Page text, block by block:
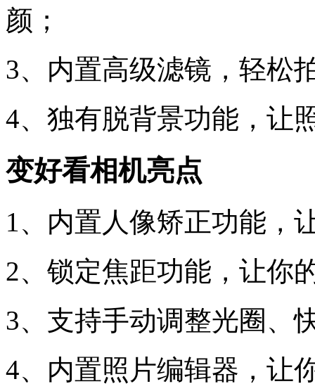
颜；
3、内置高级滤镜，轻松
4、独有脱背景功能，让
变好看相机亮点
1、内置人像矫正功能，
2、锁定焦距功能，让你
3、支持手动调整光圈、
4、内置照片编辑器，让